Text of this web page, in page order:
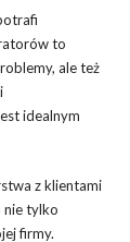
to
ale też
idealnym
z klientami
nie tylko
firmy.